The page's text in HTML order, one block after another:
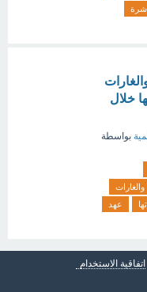
خلال
بواسطة
والغارات
عهد
اتفاقية الاستخدام